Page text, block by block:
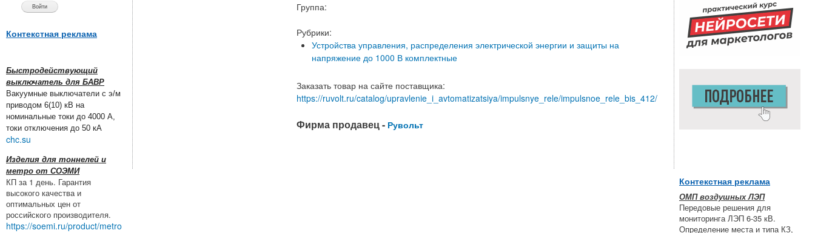
Контекстная реклама
Быстродействующий
выключатель для БАВР
Вакуумные выключатели с э/м
приводом 6(10) кВ на
номинальные токи до 4000 А,
токи отключения до 50 кА
chc.su
Изделия для тоннелей и
метро от СОЭМИ
КП за 1 день. Гарантия
высокого качества и
оптимальных цен от
российского производителя.
https://soemi.ru/product/metro
Группа:
Рубрики:
Устройства управления, распределения электрической энергии и защиты на
напряжение до 1000 В комплектные
Заказать товар на сайте поставщика:
https://ruvolt.ru/catalog/upravlenie_i_avtomatizatsiya/impulsnye_rele/impulsnoe_rele_bis_412/
Фирма продавец - Рувольт
Контекстная реклама
ОМП воздушных ЛЭП
Передовые решения для
мониторинга ЛЭП 6-35 кВ.
Определение места и типа КЗ,